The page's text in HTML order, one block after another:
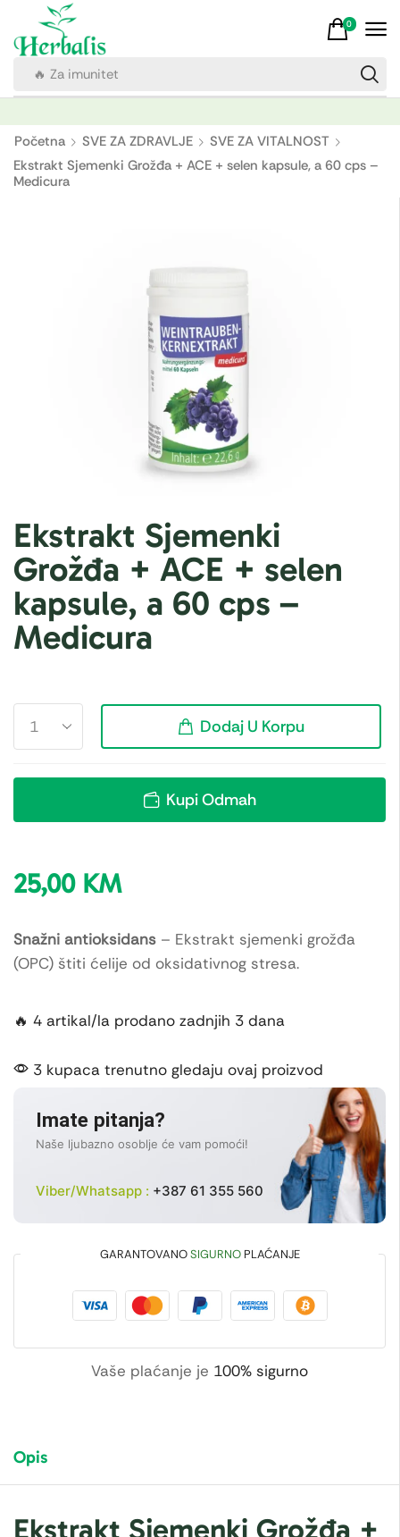
🔥 Za imunitet
0
Početna SVE ZA ZDRAVLJE
SVE ZA VITALNOST
Ekstrakt Sjemenki Grožđa + ACE + selen kapsule, a 60 cps –
Medicura
Ekstrakt Sjemenki
Grožđa + ACE + selen
kapsule, a 60 cps –
Medicura
Dodaj U Korpu
Kupi Odmah
25,00 KM
Snažni antioksidans – Ekstrakt sjemenki grožđa
(OPC) štiti ćelije od oksidativnog stresa.
🔥 4 artikal/la prodano zadnjih 3 dana
3 kupaca trenutno gledaju ovaj proizvod
Imate pitanja?
Naše ljubazno osoblje će vam pomoći!
Viber/Whatsapp : +387 61 355 560
GARANTOVANOSIGURNOPLAĆANJE
Vaše plaćanje je 100% sigurno
Opis
Ekstrakt Sjemenki Grožđa +